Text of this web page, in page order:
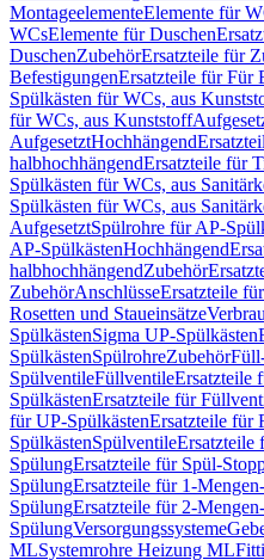
MontageelementeElemente für
WCsElemente für Duschen
DuschenZubehörErsatzteile für
BefestigungenErsatzteile für Für
Spülkästen für WCs, aus
für WCs, aus Kunststoff
AufgesetztHochhängend
halbhochhängendErsatzteile für
Spülkästen für WCs, aus
Spülkästen für WCs, aus
AufgesetztSpülrohre für AP-
AP-SpülkästenHochhängend
halbhochhängendZubehör
ZubehörAnschlüsseErsatzteile
Rosetten und Staueinsätze
SpülkästenSigma UP-Spülkästen
SpülkästenSpülrohreZubehör
SpülventileFüllventileErsatzteile
SpülkästenErsatzteile für
für UP-SpülkästenErsatzteile für
SpülkästenSpülventileErsatzteile
SpülungErsatzteile für Spül-
SpülungErsatzteile für 1-
SpülungErsatzteile für 2-Mengen-
SpülungVersorgungssysteme
MLSystemrohre Heizung ML